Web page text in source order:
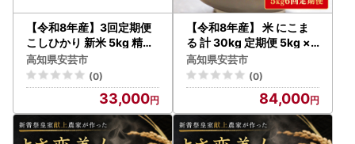
【令和8年産】3回定期便
こしひかり 新米 5kg 精米
AS017
高知県安芸市
(0)
33,000
【令和8年産】 米 にこま
る 計 30kg 定期便 5kg ×
6回
高知県安芸市
(0)
84,000